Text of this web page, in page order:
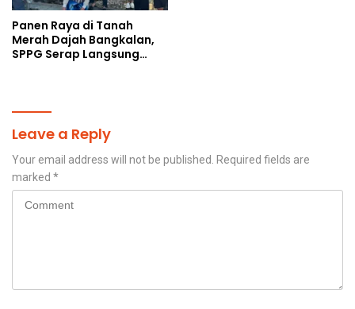
Panen Raya di Tanah
Merah Dajah Bangkalan,
SPPG Serap Langsung
Leave a Reply
Your email address will not be published. Required fields are
marked *